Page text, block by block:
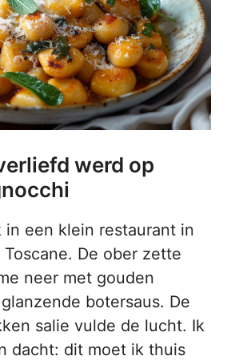
werd op
in een klein restaurant in
De ober zette
neer met gouden
botersaus. De
salie vulde de lucht. Ik
dacht: dit moet ik thuis